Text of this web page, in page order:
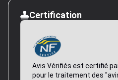
Certification
Avis Vérifiés est certifié
pour le traitement des